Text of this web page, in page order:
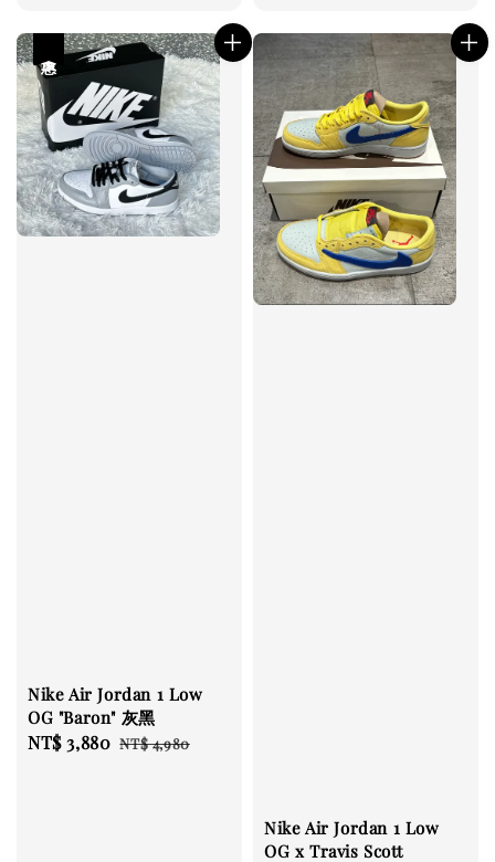
Nike Air Jordan 1 Low
OG "Baron" 灰黑
Sale
NT$ 3,880 Regular
NT$ 4,980
Nike Air Jordan 1 Low
OG x Travis Scott